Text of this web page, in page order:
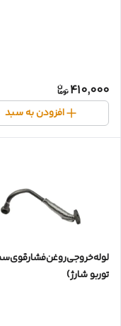
410,000
افزودن به سبد
توربو شارژ)